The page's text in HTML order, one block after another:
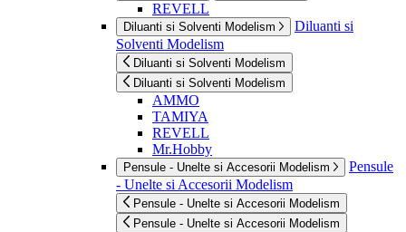
REVELL
Diluanti si Solventi Modelism
Diluanti si
Solventi Modelism
Diluanti si Solventi Modelism
Diluanti si Solventi Modelism
AMMO
TAMIYA
REVELL
Mr.Hobby
Pensule - Unelte si Accesorii Modelism
Pensule
- Unelte si Accesorii Modelism
Pensule - Unelte si Accesorii Modelism
Pensule - Unelte si Accesorii Modelism